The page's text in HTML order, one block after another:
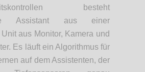
besteht
Assistant aus einer
aus Monitor, Kamera und
Es läuft ein Algorithmus für
auf dem Assistenten, der